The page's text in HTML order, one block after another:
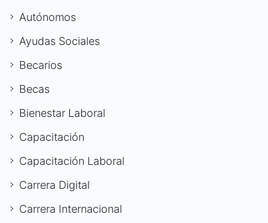
Autónomos
Ayudas Sociales
Becarios
Becas
Bienestar Laboral
Capacitación
Capacitación Laboral
Carrera Digital
Carrera Internacional